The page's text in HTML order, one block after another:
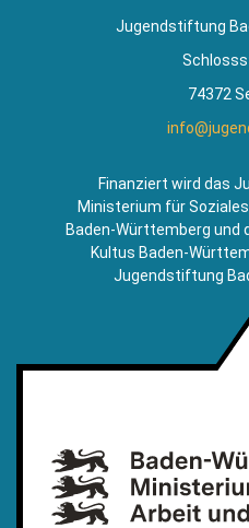
Jugendstiftung
74372
Finanziert wird das
Ministerium für
Baden-Württemberg und
Kultus Baden-
Jugendstiftung